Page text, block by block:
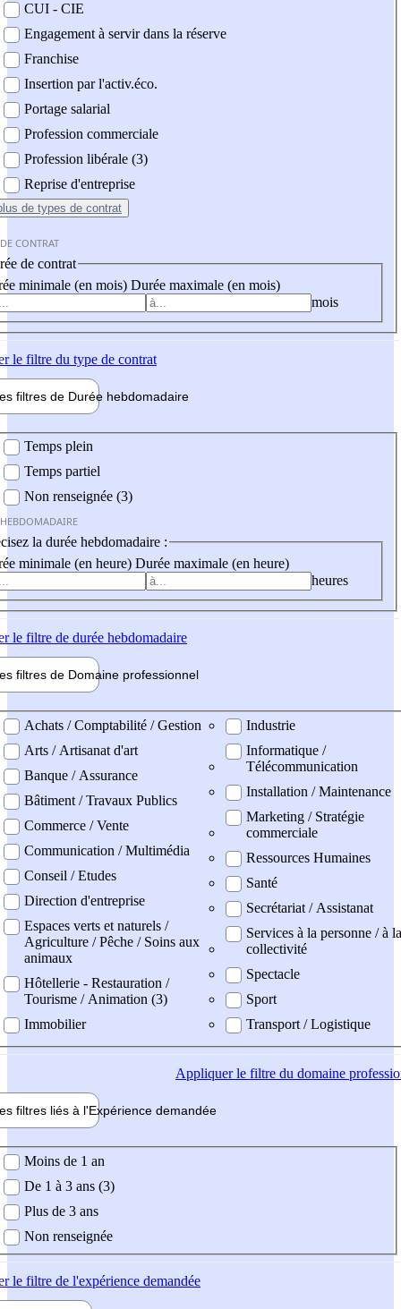
CUI - CIE
Engagement à servir dans la réserve
Franchise
Insertion par l'activ.éco.
Portage salarial
Profession commerciale
Profession libérale (3)
Reprise d'entreprise
de types de contrat
CONTRAT
de contrat
minimale (en mois) Durée maximale (en mois)
mois
le filtre du type de contrat
filtres de Durée hebdomadaire
Temps plein
Temps partiel
Non renseignée (3)
la durée hebdomadaire :
minimale (en heure) Durée maximale (en heure)
heures
le filtre de durée hebdomadaire
filtres de Domaine professionnel
professionel
Achats / Comptabilité / Gestion
Arts / Artisanat d'art
Banque / Assurance
Bâtiment / Travaux Publics
Commerce / Vente
Communication / Multimédia
Conseil / Etudes
Direction d'entreprise
Espaces verts et naturels /
Agriculture / Pêche / Soins aux
animaux
Hôtellerie - Restauration /
Tourisme / Animation (3)
Immobilier
Industrie
Informatique /
Télécommunication
Installation / Maintenance
Marketing / Stratégie
commerciale
Ressources Humaines
Santé
Secrétariat / Assistanat
Services à la personne / à la
collectivité
Spectacle
Sport
Transport / Logistique
Appliquerle filtre du domaine
filtres liés à l'Expérience demandée
demandée
Moins de 1 an
De 1 à 3 ans (3)
Plus de 3 ans
Non renseignée
le filtre de l'expérience demandée